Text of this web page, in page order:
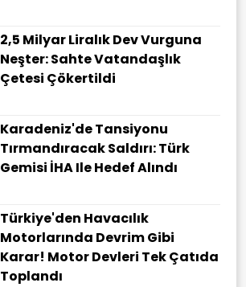
2,5 Milyar Liralık Dev Vurguna
Neşter: Sahte Vatandaşlık
Çetesi Çökertildi
Karadeniz'de Tansiyonu
Tırmandıracak Saldırı: Türk
Gemisi İHA Ile Hedef Alındı
Türkiye'den Havacılık
Motorlarında Devrim Gibi
Karar! Motor Devleri Tek Çatıda
Toplandı